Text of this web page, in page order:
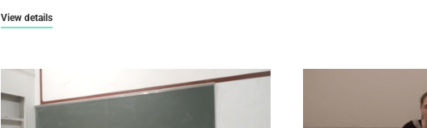
View details